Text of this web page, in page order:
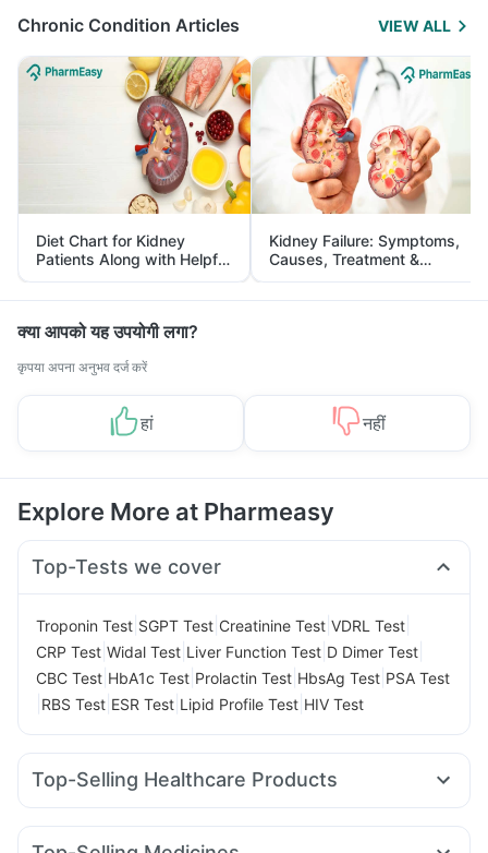
Chronic Condition Articles VIEW ALL
Diet Chart for Kidney
Patients Along with Helpful
Tips
Kidney Failure: Symptoms,
Causes, Treatment &
Prevention
क्या आपको यह उपयोगी लगा?
कृपया अपना अनुभव दर्ज करें
हां नहीं
Explore More at Pharmeasy
Top-Tests we cover
Troponin Test SGPT Test Creatinine Test VDRL Test
CRP Test Widal Test Liver Function Test D Dimer Test
CBC Test HbA1c Test Prolactin Test HbsAg Test PSA Test
RBS Test ESR Test Lipid Profile Test HIV Test
Top-Selling Healthcare Products
Abzorb Antifungal Soap Supradyn Daily Multivitamin